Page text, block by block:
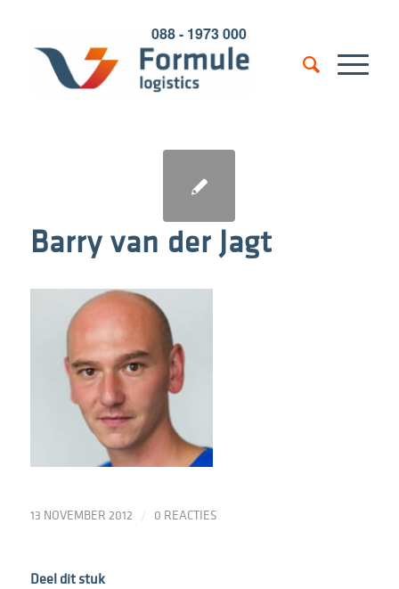
088 - 1973 000
Barry van der Jagt
13 NOVEMBER 2012 / 0 REACTIES
Deel dit stuk